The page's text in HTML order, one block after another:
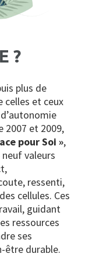
?
plus de
celles et ceux
2007 et 2009,
pour Soi »,
valeurs
ressenti,
cellules. Ces
guidant
ressources
ses
être durable.